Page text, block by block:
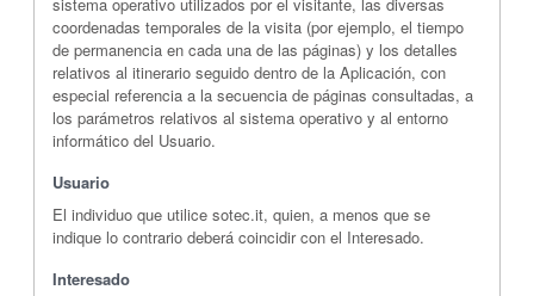
coordenadas temporales de la visita (por ejemplo, el tiempo
de permanencia en cada una de las páginas) y los detalles
relativos al itinerario seguido dentro de la Aplicación, con
especial referencia a la secuencia de páginas consultadas, a
los parámetros relativos al sistema operativo y al entorno
informático del Usuario.
Usuario
El individuo que utilice sotec.it, quien, a menos que se
indique lo contrario deberá coincidir con el Interesado.
Interesado